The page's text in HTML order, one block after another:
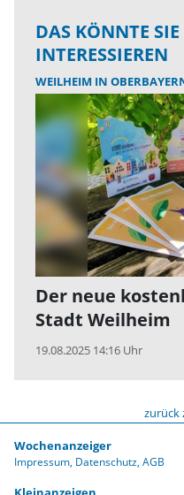
DAS KÖNNTE
INTERESSIEREN
WEILHEIM IN
Der neue
Stadt Weilheim
19.08.2025 14:16 Uhr
zurück
Wochenanzeiger
Impressum Datenschutz AGB